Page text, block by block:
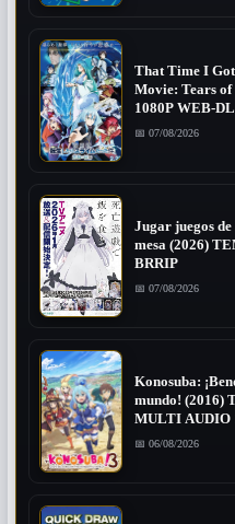
That Time I
Movie: Tears of
1080P WEB-DL
📅 07/08/2026
Jugar juegos
mesa (2026)
BRRIP
📅 07/08/2026
Konosuba:
mundo! (2016)
MULTI AUDIO
📅 06/08/2026